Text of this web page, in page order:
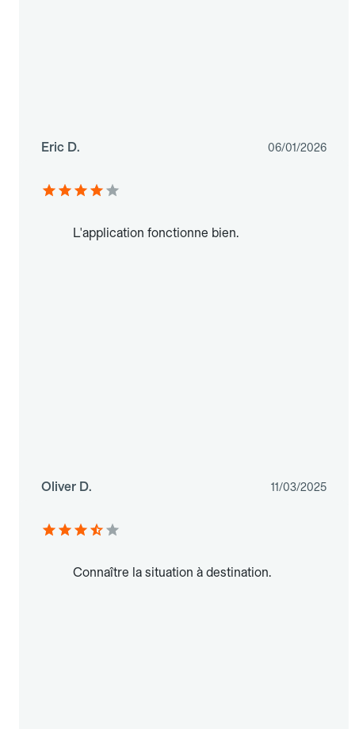
Eric D. 06/01/2026
L'application fonctionne bien.
Oliver D. 11/03/2025
Connaître la situation à destination.